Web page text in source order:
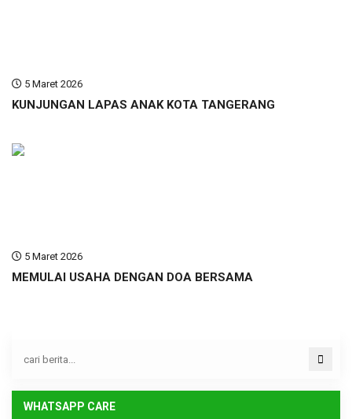
5 Maret 2026
KUNJUNGAN LAPAS ANAK KOTA TANGERANG
5 Maret 2026
MEMULAI USAHA DENGAN DOA BERSAMA
WHATSAPP CARE